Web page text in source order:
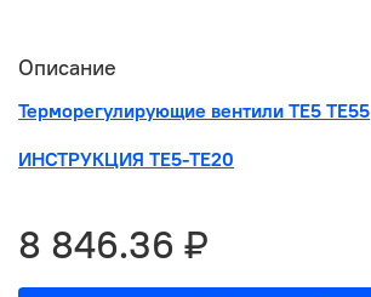
Описание
Терморегулирующие вентили ТЕ5 ТЕ55
ИНСТРУКЦИЯ ТЕ5-ТЕ20
8 846.36 ₽